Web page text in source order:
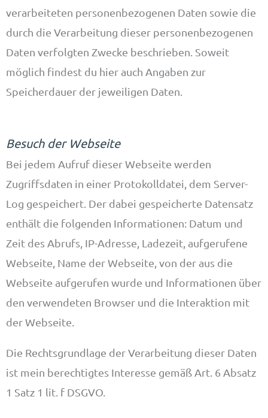
verarbeiteten personenbezogenen Daten sowie die
durch die Verarbeitung dieser personenbezogenen
Daten verfolgten Zwecke beschrieben. Soweit
möglich findest du hier auch Angaben zur
Speicherdauer der jeweiligen Daten.
Besuch der Webseite
Bei jedem Aufruf dieser Webseite werden
Zugriffsdaten in einer Protokolldatei, dem Server-
Log gespeichert. Der dabei gespeicherte Datensatz
enthält die folgenden Informationen: Datum und
Zeit des Abrufs, IP-Adresse, Ladezeit, aufgerufene
Webseite, Name der Webseite, von der aus die
Webseite aufgerufen wurde und Informationen über
den verwendeten Browser und die Interaktion mit
der Webseite.
Die Rechtsgrundlage der Verarbeitung dieser Daten
ist mein berechtigtes Interesse gemäß Art. 6 Absatz
1 Satz 1 lit. f DSGVO.